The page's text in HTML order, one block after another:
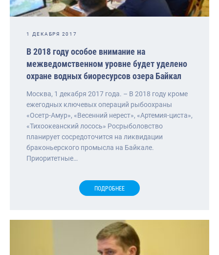
1 ДЕКАБРЯ 2017
В 2018 году особое внимание на
межведомственном уровне будет уделено
охране водных биоресурсов озера Байкал
Москва, 1 декабря 2017 года. – В 2018 году кроме
ежегодных ключевых операций рыбоохраны
«Осетр-Амур», «Весенний нерест», «Артемия-циста»,
«Тихоокеанский лосось» Росрыболовство
планирует сосредоточится на ликвидации
браконьерского промысла на Байкале.
Приоритетные…
ПОДРОБНЕЕ